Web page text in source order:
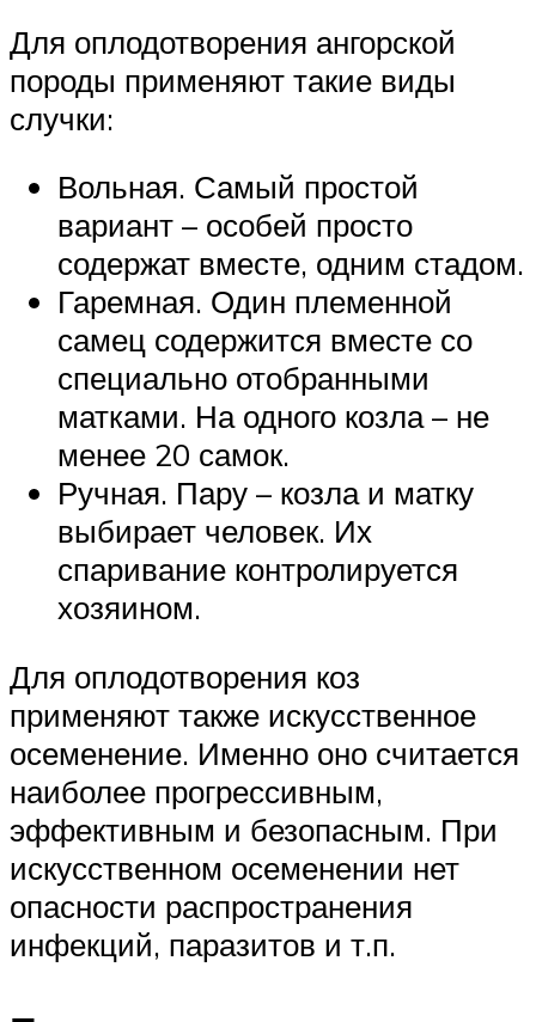
Для оплодотворения ангорской
породы применяют такие виды
случки:
Вольная. Самый простой
вариант – особей просто
содержат вместе, одним стадом.
Гаремная. Один племенной
самец содержится вместе со
специально отобранными
матками. На одного козла – не
менее 20 самок.
Ручная. Пару – козла и матку
выбирает человек. Их
спаривание контролируется
хозяином.
Для оплодотворения коз
применяют также искусственное
осеменение. Именно оно считается
наиболее прогрессивным,
эффективным и безопасным. При
искусственном осеменении нет
опасности распространения
инфекций, паразитов и т.п.